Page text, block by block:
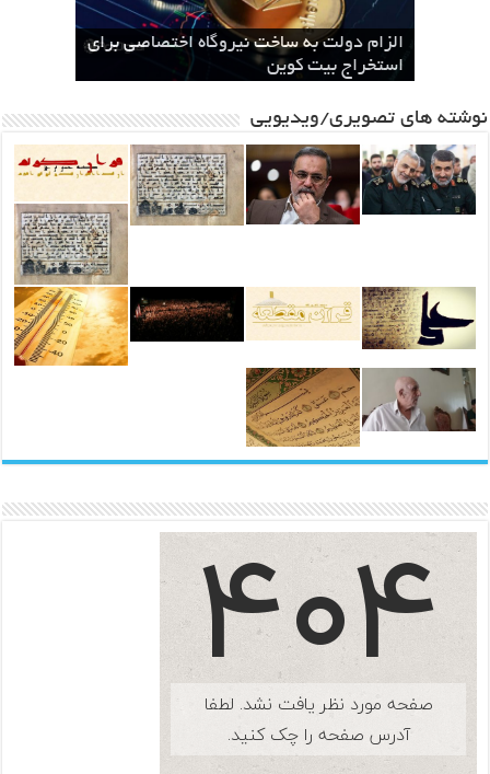
سال‌ها بلاتکلیفی مالکان اراضی شاهنامه ۳۵
مشهد
باند قدرتمند مافیایی پشت صحنه کوهخواری
در مشهد
انقلاب در صنعت و کشاورزی با ارائه لیزر
سطحی
طرح ایران رود قبل از اینکه یک طرح ملی
باشد ، یک مطالبه بین المللی خواهد شد
الزام دولت به ساخت نیروگاه اختصاصی برای
استخراج بیت کوین
نوشته های تصویری/ویدیویی